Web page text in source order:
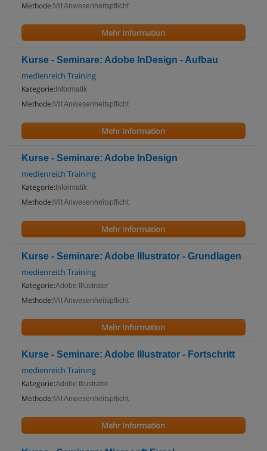
Methode: Mit Anwesenheitspflicht
Mehr Information
Kurse - Seminare: Adobe InDesign - Aufbau
medienreich Training
Kategorie: Informatik
Methode: Mit Anwesenheitspflicht
Mehr Information
Kurse - Seminare: Adobe InDesign
medienreich Training
Kategorie: Informatik
Methode: Mit Anwesenheitspflicht
Mehr Information
Kurse - Seminare: Adobe Illustrator - Grundlagen
medienreich Training
Kategorie:Adobe Illustrator
Methode: Mit Anwesenheitspflicht
Mehr Information
Kurse - Seminare: Adobe Illustrator - Fortschritt
medienreich Training
Kategorie:Adobe Illustrator
Methode: Mit Anwesenheitspflicht
Mehr Information